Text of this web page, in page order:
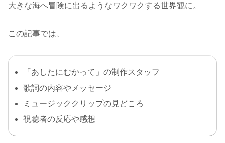
大きな海へ冒険に出るようなワクワクする世界観に。
この記事では、
「あしたにむかって」の制作スタッフ
歌詞の内容やメッセージ
ミュージッククリップの見どころ
視聴者の反応や感想